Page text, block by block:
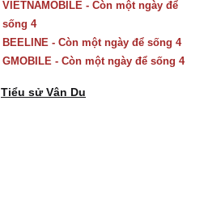
VIETNAMOBILE - Còn một ngày để
sống 4
BEELINE - Còn một ngày để sống 4
GMOBILE - Còn một ngày để sống 4
Tiểu sử Vân Du